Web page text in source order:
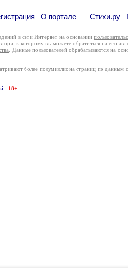
О портале Стихи.ру
в сети Интернет на основании
к которому вы можете обратиться на его
. Данные пользователей обрабатываются на
более полумиллиона страниц по данным
18+